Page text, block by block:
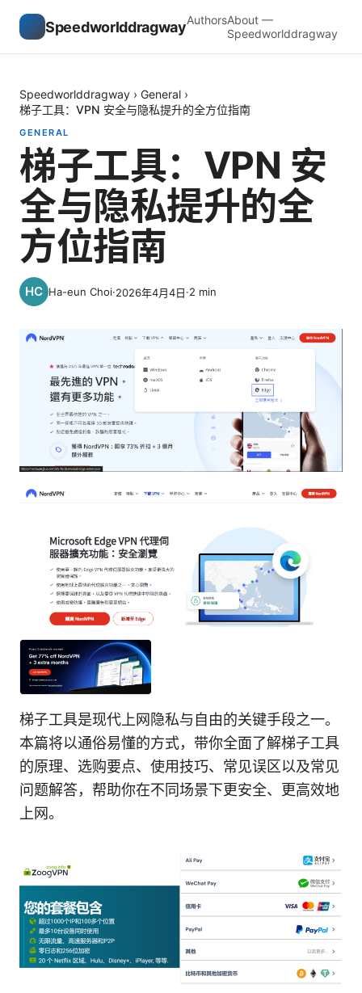
SpeedworlddragwayAuthorsAbout —
Speedworlddragway
Speedworlddragway › General ›
梯子工具：VPN 安全与隐私提升的全方位指南
GENERAL
梯子工具：VPN 安
全与隐私提升的全
方位指南
Ha-eun Choi·2026年4月4日·2 min
梯子工具是现代上网隐私与自由的关键手段之一。
本篇将以通俗易懂的方式，带你全面了解梯子工具
的原理、选购要点、使用技巧、常见误区以及常见
问题解答，帮助你在不同场景下更安全、更高效地
上网。